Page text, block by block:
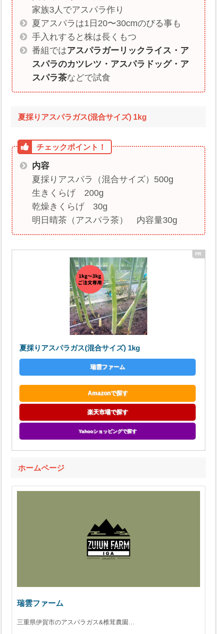
家族3人でアスパラ作り
夏アスパラは1日20〜30cmのびる事も
手入れすると株は長くもつ
番組ではアスパラガーリックライス・ア
スパラのカツレツ・アスパラドッグ・ア
スパラ茶などで試食
夏採りアスパラガス(混合サイズ) 1kg
内容
夏採りアスパラ（混合サイズ）500g
生きくらげ 200g
乾燥きくらげ 30g
明日晴茶（アスパラ茶） 内容量30g
夏採りアスパラガス(混合サイズ) 1kg
瑞雲ファーム
Amazonで探す
楽天市場で探す
Yahooショッピングで探す
ホームページ
瑞雲ファーム
三重県伊賀市のアスパラガス&椎茸農園…